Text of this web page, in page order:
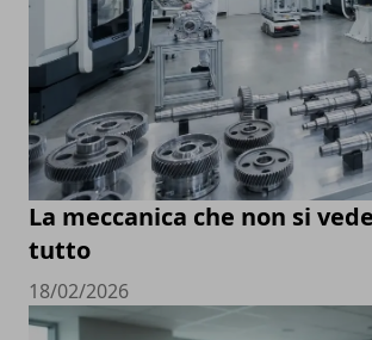
La meccanica che non si
tutto
18/02/2026